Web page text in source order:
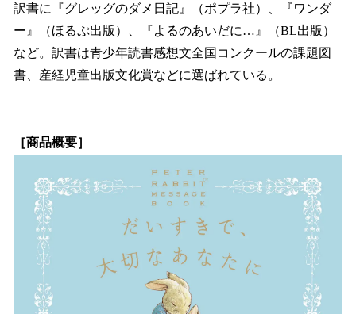
訳書に『グレッグのダメ日記』（ポプラ社）、『ワンダ
ー』（ほるぷ出版）、『よるのあいだに…』（BL出版）
など。訳書は青少年読書感想文全国コンクールの課題図
書、産経児童出版文化賞などに選ばれている。
［商品概要］